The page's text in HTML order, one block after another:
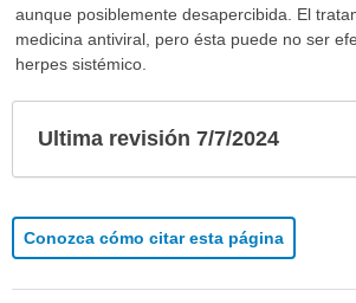
aunque posiblemente desapercibida. El
medicina antiviral, pero ésta puede no ser
herpes sistémico.
Ultima revisión 7/7/2024
Conozca cómo citar esta página